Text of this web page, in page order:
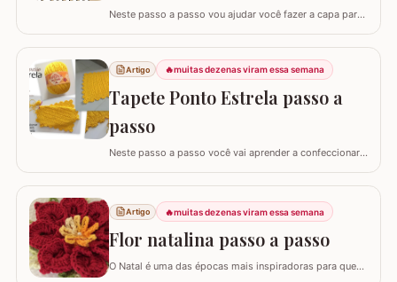
Neste passo a passo vou ajudar você fazer a capa para
passo a passo do tapete, mas desta vez vou mostrar
como é super fácil fazer um modelo quadrado com as
bordas retas. O passo a passo está bem detalhado,
mas se sentir alguma dificuldade deixe um…
Artigo 🔥muitas dezenas viram essa semana
Tapete Ponto Estrela passo a
passo
Neste passo a passo você vai aprender a confeccionar
Maxcolor (400g/452 metros). Quem trabalha com este
fio com certeza sabe que a qualidade é indiscutível. É
mais durável e possui cores vibrantes deixando
agregando ainda mais valor em nossas…
Artigo 🔥muitas dezenas viram essa semana
Flor natalina passo a passo
O Natal é uma das épocas mais inspiradoras para quem